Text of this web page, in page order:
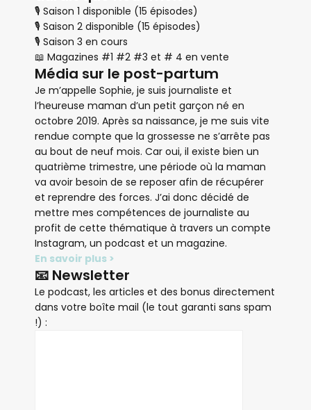
🎙 Saison 1 disponible (15 épisodes)
🎙 Saison 2 disponible (15 épisodes)
🎙 Saison 3 en cours
📖 Magazines #1 #2 #3 et # 4 en vente
Média sur le post-partum
Je m’appelle Sophie, je suis journaliste et
l’heureuse maman d’un petit garçon né en
octobre 2019. Après sa naissance, je me suis vite
rendue compte que la grossesse ne s’arrête pas
au bout de neuf mois. Car oui, il existe bien un
quatrième trimestre, une période où la maman
va avoir besoin de se reposer afin de récupérer
et reprendre des forces. J’ai donc décidé de
mettre mes compétences de journaliste au
profit de cette thématique à travers un compte
Instagram, un podcast et un magazine.
En savoir plus >
📧 Newsletter
Le podcast, les articles et des bonus directement
dans votre boîte mail (le tout garanti sans spam
!) :